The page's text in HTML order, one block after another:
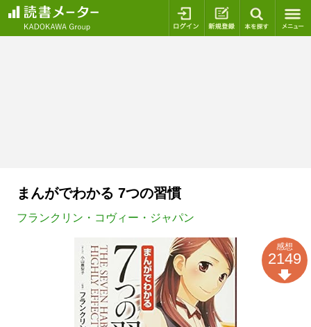
ログイン 新規登録
まんがでわかる 7つの習慣
フランクリン・コヴィー・ジャパン
感想
2149